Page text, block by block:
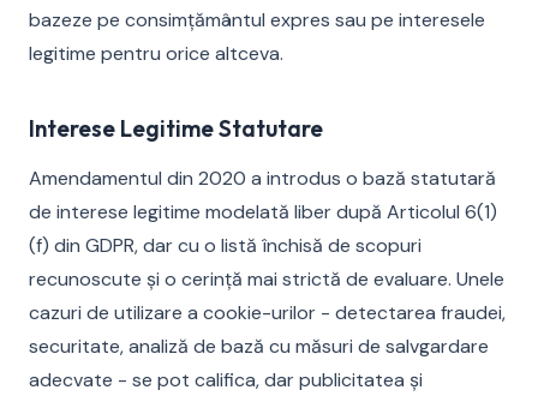
bazeze pe consimțământul expres sau pe interesele
legitime pentru orice altceva.
Interese Legitime Statutare
Amendamentul din 2020 a introdus o bază statutară
de interese legitime modelată liber după Articolul 6(1)
(f) din GDPR, dar cu o listă închisă de scopuri
recunoscute și o cerință mai strictă de evaluare. Unele
cazuri de utilizare a cookie-urilor - detectarea fraudei,
securitate, analiză de bază cu măsuri de salvgardare
adecvate - se pot califica, dar publicitatea și